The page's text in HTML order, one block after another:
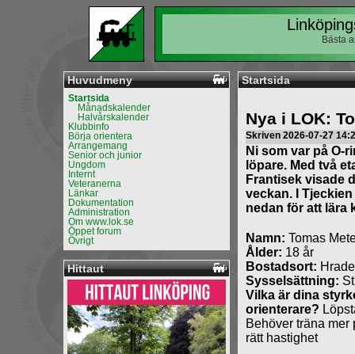
Bästa
Huvudmeny
Startsida
Månadskalender
Halvårskalender
Klubbinfo
Börja orientera
Arrangemang
Senior och junior
Ungdom
Internt
Veteranerna
Länkar
Dokumentation
Administration
Om www.lok.se
Öppet forum
Övrigt
Hittaut
Startsida
Nya i LOK:
Skriven 2026-07-27
Ni som var på O-
löpare. Med två
Frantisek visade
veckan. I
nedan för att lära
Namn: Tomas
Ålder: 18 år
Bostadsort:
Sysselsättning:
Vilka är dina
orienterare?
Behöver träna mer
rätt hastighet